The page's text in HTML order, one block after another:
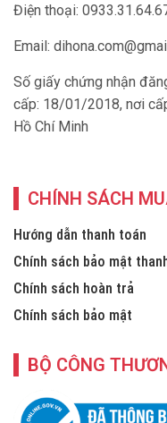
Điện thoại:
Email:
Số giấy chứng nhận
cấp: 18/01/2018, nơi
Hồ Chí Minh
CHÍNH SÁCH
Hướng dẫn thanh toán
Chính sách bảo mật
Chính sách hoàn trả
Chính sách bảo mật
BỘ CÔNG